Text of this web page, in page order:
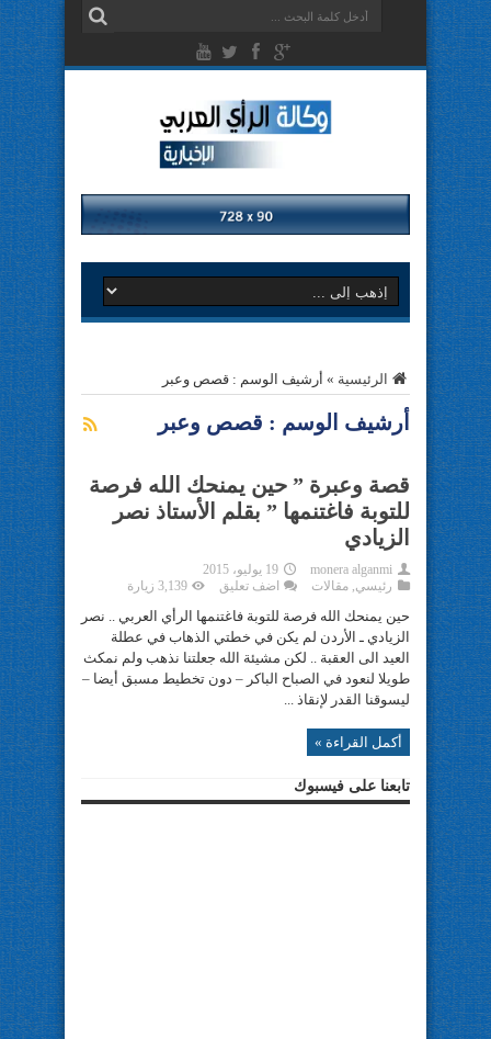
الرئيسية » أرشيف الوسم : قصص وعبر
أرشيف الوسم : قصص وعبر
قصة وعبرة ” حين يمنحك الله فرصة
للتوبة فاغتنمها ” بقلم الأستاذ نصر
الزيادي
monera alganmi
19 يوليو، 2015
رئيسي, مقالات اضف تعليق 3,139 زيارة
حين يمنحك الله فرصة للتوبة فاغتنمها الرأي العربي .. نصر
الزيادي ـ الأردن لم يكن في خطتي الذهاب في عطلة
العيد الى العقبة .. لكن مشيئة الله جعلتنا نذهب ولم نمكث
طويلا لنعود في الصباح الباكر – دون تخطيط مسبق أيضا –
ليسوقنا القدر لإنقاذ ...
أكمل القراءة »
تابعنا على فيسبوك